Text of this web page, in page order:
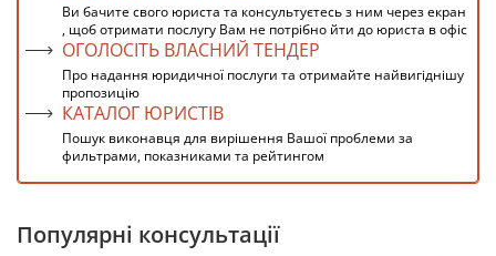
Ви бачите свого юриста та консультуєтесь з ним через екран
, щоб отримати послугу Вам не потрібно йти до юриста в офіс
ОГОЛОСІТЬ ВЛАСНИЙ ТЕНДЕР
Про надання юридичної послуги та отримайте найвигіднішу
пропозицію
КАТАЛОГ ЮРИСТІВ
Пошук виконавця для вирішення Вашої проблеми за
фильтрами, показниками та рейтингом
Популярні консультації